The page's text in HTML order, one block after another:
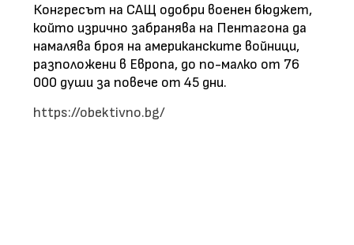
Конгресът на САЩ одобри военен бюджет,
който изрично забранява на Пентагона да
намалява броя на американските войници,
разположени в Европа, до по-малко от 76
000 души за повече от 45 дни.
https://obektivno.bg/